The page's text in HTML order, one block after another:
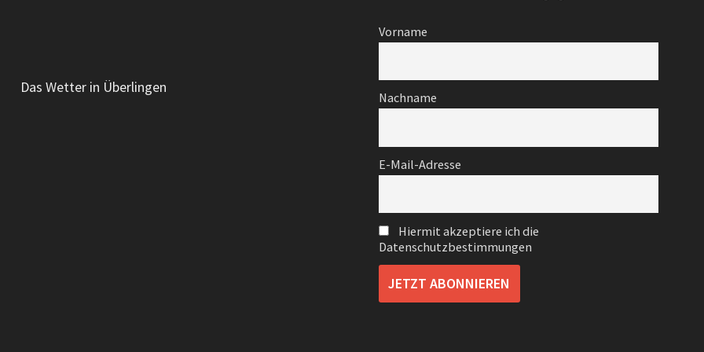
Das Wetter in Überlingen
Vorname
Nachname
E-Mail-Adresse
Hiermit akzeptiere ich die
Datenschutzbestimmungen